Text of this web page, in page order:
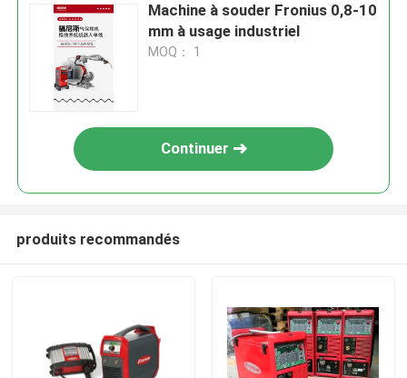
Machine à souder Fronius 0,8-10
mm à usage industriel
MOQ： 1
Continuer
produits recommandés